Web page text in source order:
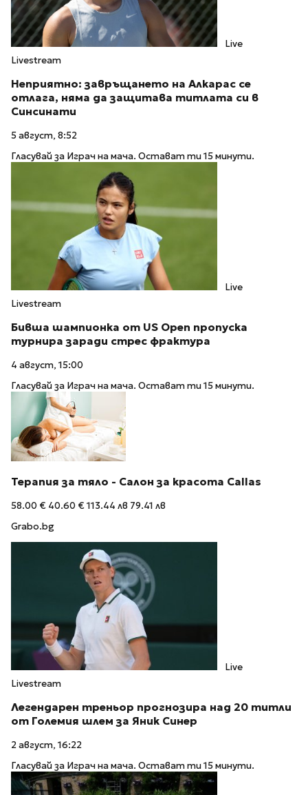
Live
Livestream
Неприятно: завръщането на Алкарас се
отлага, няма да защитава титлата си в
Синсинати
5 август, 8:52
Гласувай за Играч на мача. Остават ти 15 минути.
Live
Livestream
Бивша шампионка от US Open пропуска
турнира заради стрес фрактура
4 август, 15:00
Гласувай за Играч на мача. Остават ти 15 минути.
Терапия за тяло - Салон за красота Callas
58.00 € 40.60 €113.44 лв 79.41 лв
Grabo.bg
Live
Livestream
Легендарен треньор прогнозира над 20 титли
от Големия шлем за Яник Синер
2 август, 16:22
Гласувай за Играч на мача. Остават ти 15 минути.